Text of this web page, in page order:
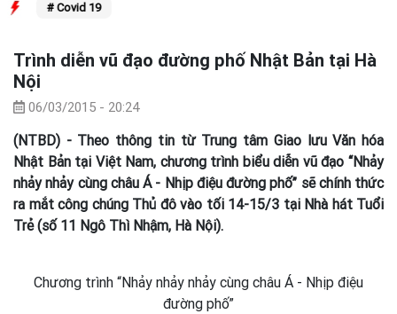
# Covid 19
Trình diễn vũ đạo đường phố Nhật Bản tại Hà
Nội
06/03/2015 - 20:24
(NTBD) - Theo thông tin từ Trung tâm Giao lưu Văn hóa
Nhật Bản tại Việt Nam, chương trình biểu diễn vũ đạo “Nhảy
nhảy nhảy cùng châu Á - Nhịp điệu đường phố” sẽ chính thức
ra mắt công chúng Thủ đô vào tối 14-15/3 tại Nhà hát Tuổi
Trẻ (số 11 Ngô Thì Nhậm, Hà Nội).
Chương trình “Nhảy nhảy nhảy cùng châu Á - Nhịp điệu
đường phố”